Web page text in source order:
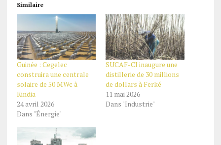
Similaire
Guinée : Cegelec
construira une centrale
solaire de 50 MWc à
Kindia
24 avril 2026
Dans "Énergie"
SUCAF-CI inaugure une
distillerie de 30 millions
de dollars à Ferké
11 mai 2026
Dans "Industrie"